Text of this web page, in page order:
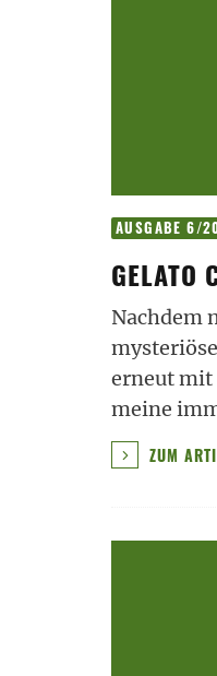
AUSGABE 6/
GELATO
Nachdem
erneut mit
meine
ZUM